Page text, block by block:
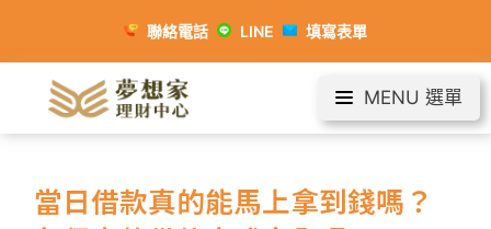
聯絡電話 LINE 填寫表單
MENU 選單
當日借款真的能馬上拿到錢嗎？